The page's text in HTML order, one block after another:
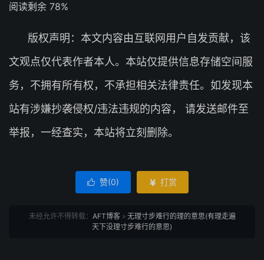
阅读剩余 78%
版权声明：本文内容由互联网用户自发贡献，该
文观点仅代表作者本人。本站仅提供信息存储空间服
务，不拥有所有权，不承担相关法律责任。如发现本
站有涉嫌抄袭侵权/违法违规的内容， 请发送邮件至
举报，一经查实，本站将立刻删除。
 赞(0)  打赏
未经允许不得转载： AFT博客» 无理寸步难行的理的意思(有理走遍
天下没理寸步难行的意思)